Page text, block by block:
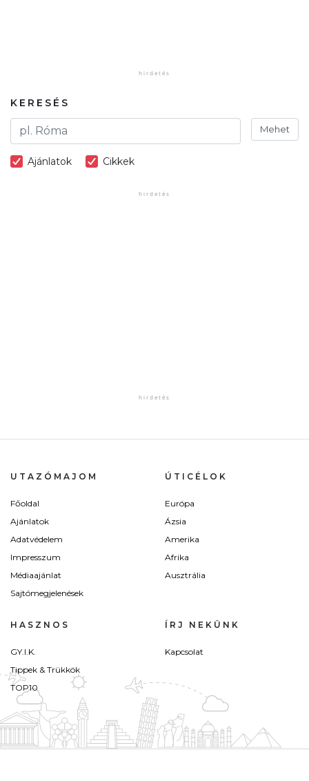
KERESÉS
Mehet
Ajánlatok Cikkek
UTAZÓMAJOM
Főoldal
Ajánlatok
Adatvédelem
Impresszum
Médiaajánlat
Sajtómegjelenések
ÚTICÉLOK
Európa
Ázsia
Amerika
Afrika
Ausztrália
HASZNOS
GY.I.K.
Tippek & Trükkök
TOP10
ÍRJ NEKÜNK
Kapcsolat